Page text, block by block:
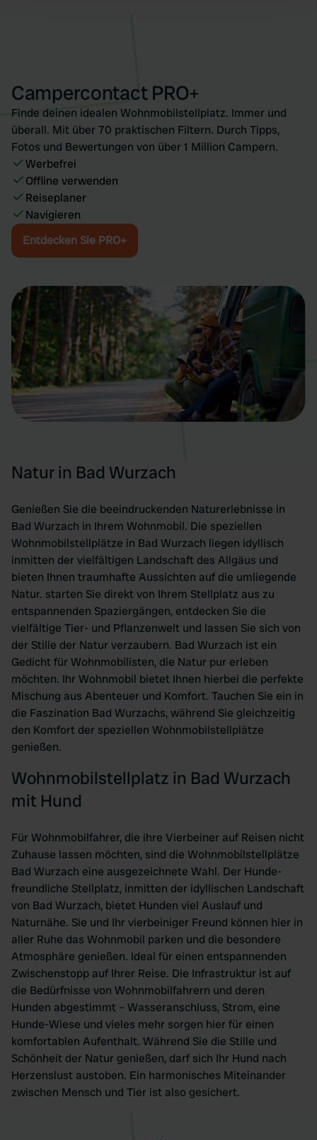
our social media, advertising and analytics partners who
may combine it with other information that you’ve
provided to them or that they’ve collected from your use
of their services.
Campercontact PRO+
Finde deinen idealen Wohnmobilstellplatz. Immer und
überall. Mit über 70 praktischen Filtern. Durch Tipps,
Fotos und Bewertungen von über 1 Million Campern.
Werbefrei
Offline verwenden
Reiseplaner
Navigieren
Entdecken Sie PRO+
Natur in Bad Wurzach
Genießen Sie die beeindruckenden Naturerlebnisse in
Bad Wurzach in Ihrem Wohnmobil. Die speziellen
Wohnmobilstellplätze in Bad Wurzach liegen idyllisch
inmitten der vielfältigen Landschaft des Allgäus und
bieten Ihnen traumhafte Aussichten auf die umliegende
Natur. starten Sie direkt von Ihrem Stellplatz aus zu
entspannenden Spaziergängen, entdecken Sie die
vielfältige Tier- und Pflanzenwelt und lassen Sie sich von
der Stille der Natur verzaubern. Bad Wurzach ist ein
Gedicht für Wohnmobilisten, die Natur pur erleben
möchten. Ihr Wohnmobil bietet Ihnen hierbei die perfekte
Mischung aus Abenteuer und Komfort. Tauchen Sie ein in
die Faszination Bad Wurzachs, während Sie gleichzeitig
den Komfort der speziellen Wohnmobilstellplätze
genießen.
Wohnmobilstellplatz in Bad Wurzach
mit Hund
Für Wohnmobilfahrer, die ihre Vierbeiner auf Reisen nicht
Zuhause lassen möchten, sind die Wohnmobilstellplätze
Bad Wurzach eine ausgezeichnete Wahl. Der Hunde-
freundliche Stellplatz, inmitten der idyllischen Landschaft
von Bad Wurzach, bietet Hunden viel Auslauf und
Naturnähe. Sie und Ihr vierbeiniger Freund können hier in
aller Ruhe das Wohnmobil parken und die besondere
Atmosphäre genießen. Ideal für einen entspannenden
Zwischenstopp auf Ihrer Reise. Die Infrastruktur ist auf
die Bedürfnisse von Wohnmobilfahrern und deren
Hunden abgestimmt – Wasseranschluss, Strom, eine
Hunde-Wiese und vieles mehr sorgen hier für einen
komfortablen Aufenthalt. Während Sie die Stille und
Schönheit der Natur genießen, darf sich Ihr Hund nach
Herzenslust austoben. Ein harmonisches Miteinander
zwischen Mensch und Tier ist also gesichert.